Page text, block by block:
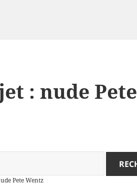
: nude Pete
Pete Wentz